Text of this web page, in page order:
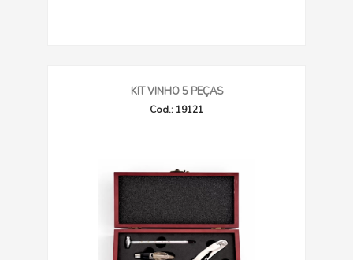
KIT VINHO 5 PEÇAS
Cod.: 19121